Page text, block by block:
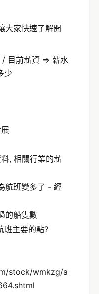
大家快速了解開
目前薪資 => 薪水
少
, 相關行業的薪
航班變多了 - 經
的船隻數
班主要的點?
stock/wmkzg/a